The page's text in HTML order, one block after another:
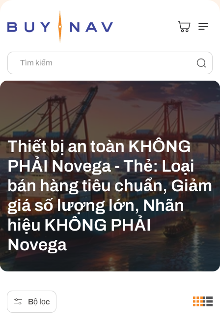
Tìm kiếm
B
ộ
s
ư
u
t
ậ
Thiết bị an toàn KHÔNG
PHẢI Novega - Thẻ: Loại
bán hàng tiêu chuẩn, Giảm
giá số lượng lớn, Nhãn
hiệu KHÔNG PHẢI
Novega
Bộ lọc